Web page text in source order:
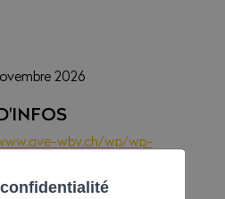
2026
wbv.ch/wp/wp-